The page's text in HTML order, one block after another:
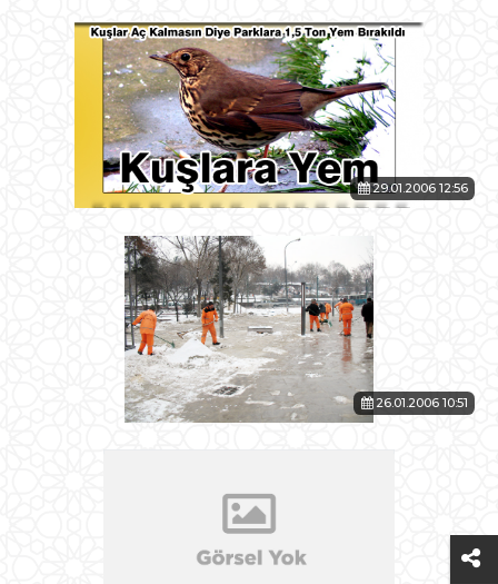
29.01.2006 12:56
26.01.2006 10:51